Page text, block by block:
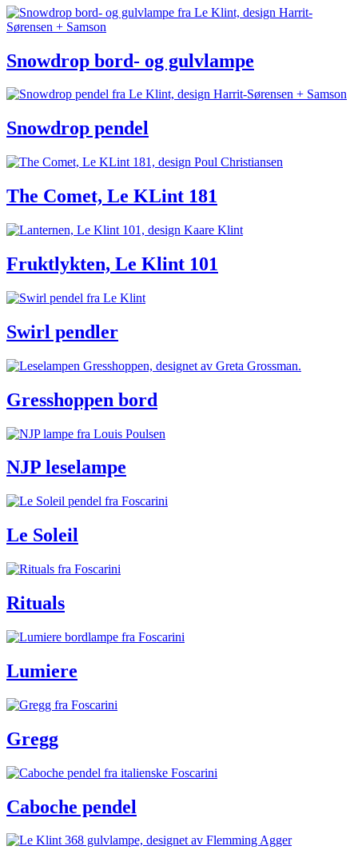
Snowdrop bord- og gulvlampe
Snowdrop pendel
The Comet, Le KLint 181
Fruktlykten, Le Klint 101
Swirl pendler
Gresshoppen bord
NJP leselampe
Le Soleil
Rituals
Lumiere
Gregg
Caboche pendel